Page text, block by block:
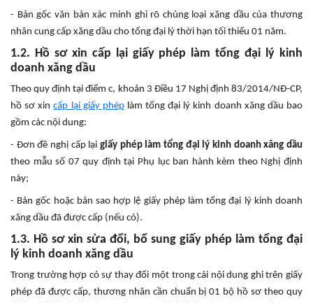
- Bản gốc văn bản xác minh ghi rõ chủng loại xăng dầu của thương
nhân cung cấp xăng dầu cho tổng đại lý thời hạn tối thiểu 01 năm.
1.2. Hồ sơ xin cấp lại giấy phép làm tổng đại lý kinh
doanh xăng dầu
Theo quy định tại điểm c, khoản 3 Điều 17 Nghị định 83/2014/NĐ-CP,
hồ sơ xincấp lại giấy phéplàm tổng đại lý kinh doanh xăng dầu bao
gồm các nội dung:
- Đơn đề nghị cấp lại giấy phép làm tổng đại lý kinh doanh xăng dầu
theo mẫu số 07 quy định tại Phụ lục ban hành kèm theo Nghị định
này;
- Bản gốc hoặc bản sao hợp lệ giấy phép làm tổng đại lý kinh doanh
xăng dầu đã được cấp (nếu có).
1.3. Hồ sơ xin sửa đổi, bổ sung giấy phép làm tổng đại
lý kinh doanh xăng dầu
Trong trường hợp có sự thay đổi một trong cái nội dung ghi trên giấy
phép đã được cấp, thương nhân cần chuẩn bị 01 bộ hồ sơ theo quy